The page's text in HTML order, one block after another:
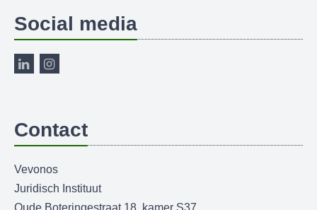
Social media
Contact
Vevonos
Juridisch Instituut
Oude Boteringestraat 18, kamer S37